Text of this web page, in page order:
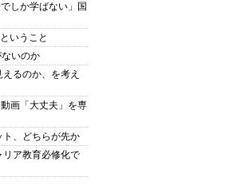
しか学ばない」国
いうこと
ないのか
えるのか、を考え
動画「大丈夫」を専
ト、どちらが先か
リア教育必修化で